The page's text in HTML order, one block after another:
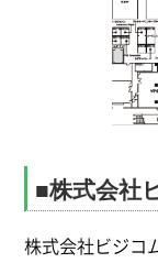
■株式会社
株式会社ビジコ